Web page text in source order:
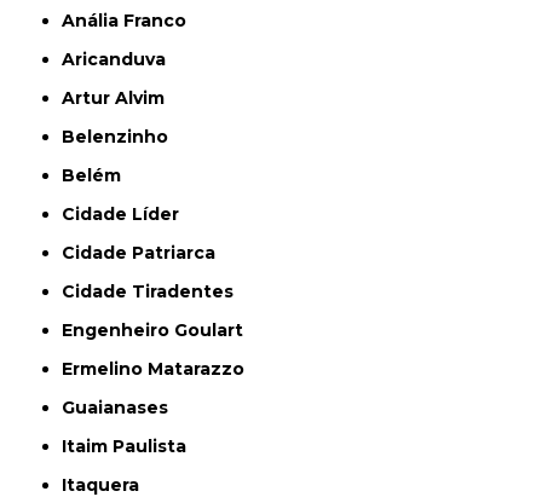
Anália Franco
Aricanduva
Artur Alvim
Belenzinho
Belém
Cidade Líder
Cidade Patriarca
Cidade Tiradentes
Engenheiro Goulart
Ermelino Matarazzo
Guaianases
Itaim Paulista
Itaquera